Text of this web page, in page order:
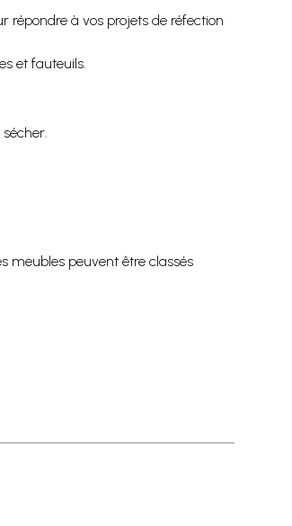
répondre à vos projets de réfection
et fauteuils.
meubles peuvent être classés